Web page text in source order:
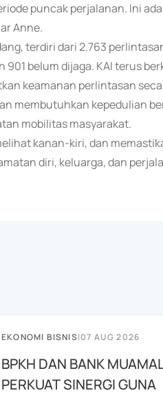
puncak perjalanan. Ini
Anne.
terdiri dari 2.763
belum dijaga. KAI terus
keamanan perlintasan
membutuhkan kepedulian
mobilitas masyarakat.
kanan-kiri, dan
diri, keluarga, dan
EKONOMI BISNIS|07 AUG 2026
BPKH DAN BANK
PERKUAT SINERGI GUNA